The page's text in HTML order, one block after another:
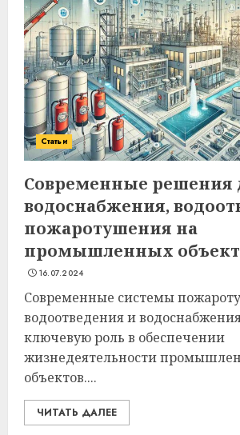
Статьи
Современные решения
водоснабжения,
пожаротушения на
промышленных
16.07.2024
Современные системы
водоотведения и
ключевую роль в обеспечении
жизнедеятельности
объектов....
ЧИТАТЬ ДАЛЕЕ